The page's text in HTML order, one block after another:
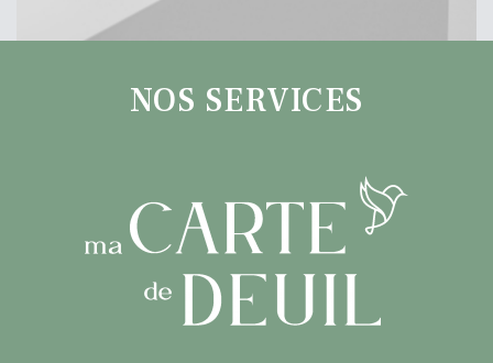
NOS SERVICES